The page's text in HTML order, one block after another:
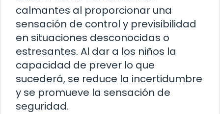
calmantes al proporcionar una
sensación de control y previsibilidad
en situaciones desconocidas o
estresantes. Al dar a los niños la
capacidad de prever lo que
sucederá, se reduce la incertidumbre
y se promueve la sensación de
seguridad.